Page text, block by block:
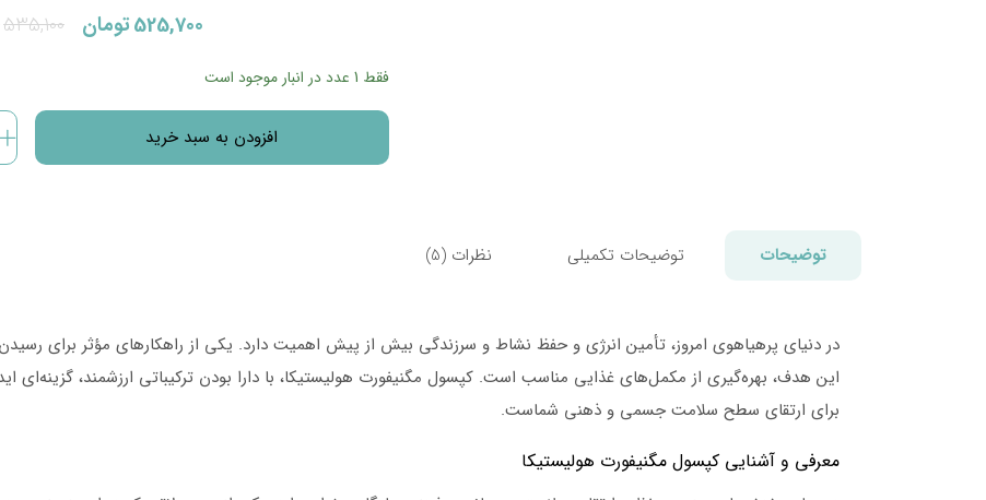
535,100
اصلی:
535,100تومان
525,700تومان
فعلی:
525,700تومان.
فقط 1 عدد در انبار موجود است
32
Magniforte
32
افزودن به سبد خرید
توضیحات توضیحات تکمیلی نظرات (5)
در دنیای پرهیاهوی امروز، تأمین انرژی و حفظ نشاط و سرزندگی بیش از پیش اهمیت دارد. یکی از راهکارهای مؤثر برای
این هدف، بهره‌گیری از مکمل‌های غذایی مناسب است. کپسول مگنیفورت هولیستیکا، با دارا بودن ترکیباتی ارزشمند، گزینه‌ای
برای ارتقای سطح سلامت جسمی و ذهنی شماست.
معرفی و آشنایی کپسول مگنیفورت هولیستیکا